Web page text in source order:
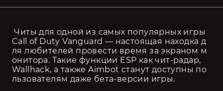
Читы для одной из самых популярных игры
Call of Duty Vanguard — настоящая находка д
ля любителей провести время за экраном м
онитора. Такие функции ESP как чит-радар,
Wallhack, а также Aimbot станут доступны по
льзователям даже бета-версии игры.